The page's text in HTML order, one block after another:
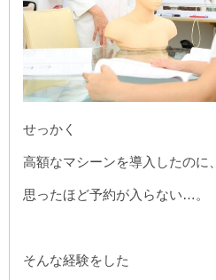
せっかく
高額なマシーンを導入したのに、
思ったほど予約が入らない…。
そんな経験をした